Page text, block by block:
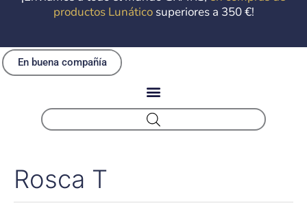
productos Lunáticosuperiores a 350 €!
En buena compañía
Rosca T